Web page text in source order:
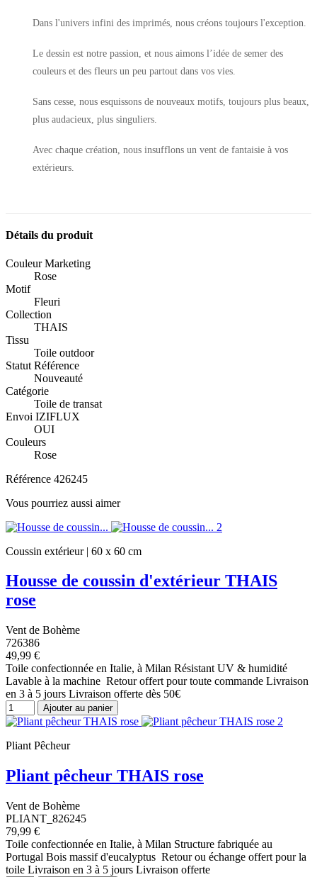
Dans l'univers infini des imprimés, nous créons toujours l'exception.
Le dessin est notre passion, et nous aimons l’idée de semer des
couleurs et des fleurs un peu partout dans vos vies.
Sans cesse, nous esquissons de nouveaux motifs, toujours plus beaux,
plus audacieux, plus singuliers.
Avec chaque création, nous insufflons un vent de fantaisie à vos
extérieurs.
Détails du produit
Couleur Marketing
Rose
Motif
Fleuri
Collection
THAIS
Tissu
Toile outdoor
Statut Référence
Nouveauté
Catégorie
Toile de transat
Envoi IZIFLUX
OUI
Couleurs
Rose
Référence 426245
Vous pourriez aussi aimer
Coussin extérieur | 60 x 60 cm
Housse de coussin d'extérieur THAIS
rose
Vent de Bohème
726386
49,99 €
Toile confectionnée en Italie, à Milan Résistant UV & humidité
Lavable à la machine Retour offert pour toute commande Livraison
en 3 à 5 jours Livraison offerte dès 50€
Ajouter au panier
Pliant Pêcheur
Pliant pêcheur THAIS rose
Vent de Bohème
PLIANT_826245
79,99 €
Toile confectionnée en Italie, à Milan Structure fabriquée au
Portugal Bois massif d'eucalyptus Retour ou échange offert pour la
toile Livraison en 3 à 5 jours Livraison offerte